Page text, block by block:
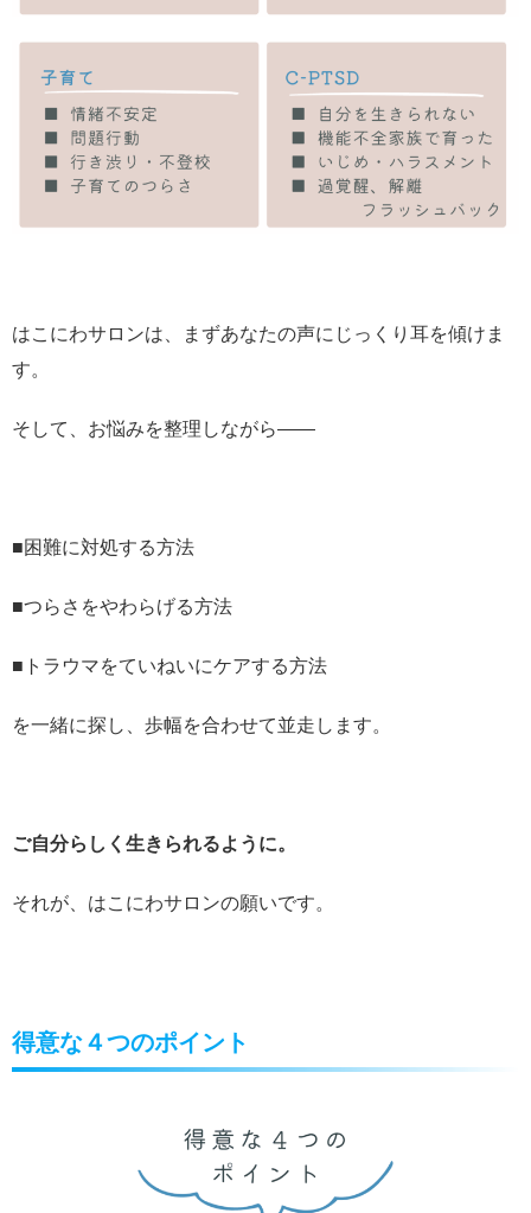
はこにわサロンは、まずあなたの声にじっくり耳を傾けま
す。
そして、お悩みを整理しながら――
■困難に対処する方法
■つらさをやわらげる方法
■トラウマをていねいにケアする方法
を一緒に探し、歩幅を合わせて並走します。
ご自分らしく生きられるように。
それが、はこにわサロンの願いです。
得意な４つのポイント